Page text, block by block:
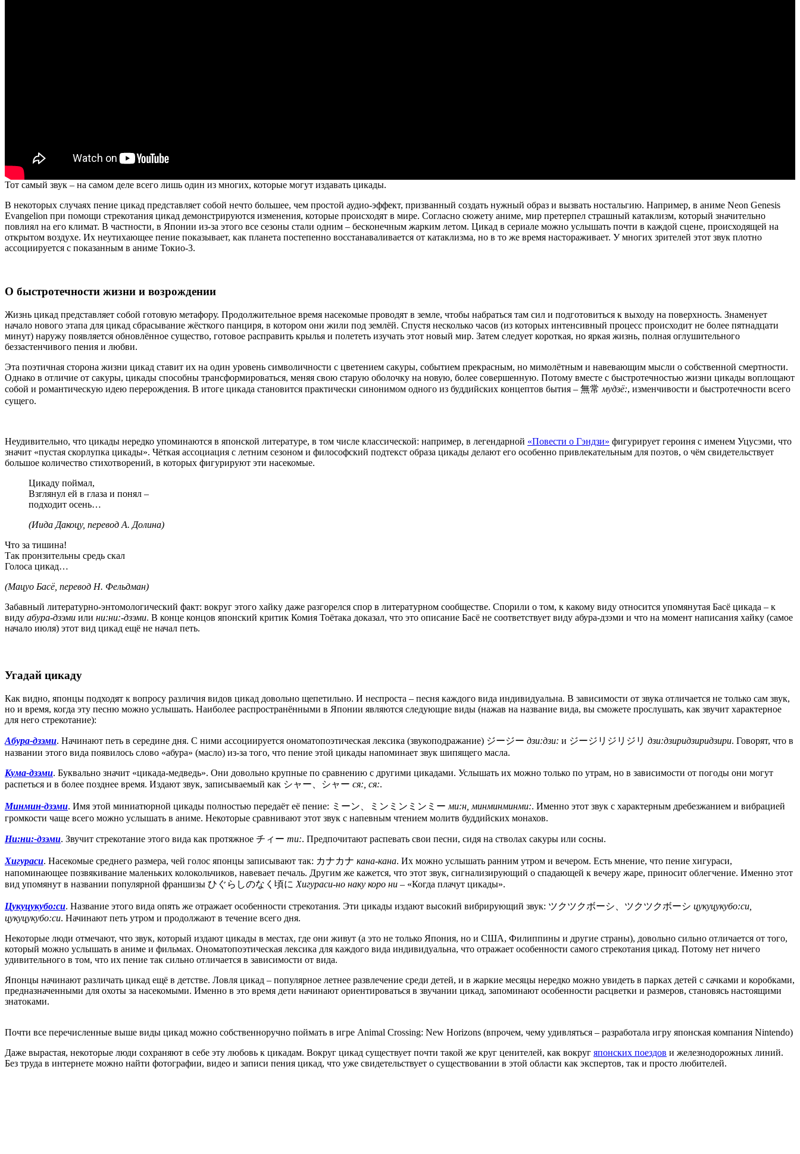
Тот самый звук – на самом деле всего лишь один из многих, которые могут издавать цикады.
В некоторых случаях пение цикад представляет собой нечто большее, чем простой аудио-эффект, призванный создать нужный образ и вызвать ностальгию. Например, в аниме Neon Genesis
Evangelion при помощи стрекотания цикад демонстрируются изменения, которые происходят в мире. Согласно сюжету аниме, мир претерпел страшный катаклизм, который значительно
повлиял на его климат. В частности, в Японии из-за этого все сезоны стали одним – бесконечным жарким летом. Цикад в сериале можно услышать почти в каждой сцене, происходящей на
открытом воздухе. Их неутихающее пение показывает, как планета постепенно восстанаваливается от катаклизма, но в то же время настораживает. У многих зрителей этот звук плотно
ассоциируется с показанным в аниме Токио-3.
О быстротечности жизни и возрождении
Жизнь цикад представляет собой готовую метафору. Продолжительное время насекомые проводят в земле, чтобы набраться там сил и подготовиться к выходу на поверхность. Знаменует
начало нового этапа для цикад сбрасывание жёсткого панциря, в котором они жили под землёй. Спустя несколько часов (из которых интенсивный процесс происходит не более пятнадцати
минут) наружу появляется обновлённое существо, готовое расправить крылья и полететь изучать этот новый мир. Затем следует короткая, но яркая жизнь, полная оглушительного
беззастенчивого пения и любви.
Эта поэтичная сторона жизни цикад ставит их на один уровень символичности с цветением сакуры, событием прекрасным, но мимолётным и навевающим мысли о собственной смертности.
Однако в отличие от сакуры, цикады способны трансформироваться, меняя свою старую оболочку на новую, более совершенную. Потому вместе с быстротечностью жизни цикады воплощают
собой и романтическую идею перерождения. В итоге цикада становится практически синонимом одного из буддийских концептов бытия – 無常 мудзё:, изменчивости и быстротечности всего
сущего.
Неудивительно, что цикады нередко упоминаются в японской литературе, в том числе классической: например, в легендарной «Повести о Гэндзи» фигурирует героиня с именем Уцусэми, что
значит «пустая скорлупка цикады». Чёткая ассоциация с летним сезоном и философский подтекст образа цикады делают его особенно привлекательным для поэтов, о чём свидетельствует
большое количество стихотворений, в которых фигурируют эти насекомые.
Цикаду поймал,
Взглянул ей в глаза и понял –
подходит осень…
(Иида Дакоцу, перевод А. Долина)
Что за тишина!
Так пронзительны средь скал
Голоса цикад…
(Мацуо Басё, перевод Н. Фельдман)
Забавный литературно-энтомологический факт: вокруг этого хайку даже разгорелся спор в литературном сообществе. Спорили о том, к какому виду относится упомянутая Басё цикада – к
виду абура-дзэми или ни:ни:-дзэми. В конце концов японский критик Комия Тоётака доказал, что это описание Басё не соответствует виду абура-дзэми и что на момент написания хайку (самое
начало июля) этот вид цикад ещё не начал петь.
Угадай цикаду
Как видно, японцы подходят к вопросу различия видов цикад довольно щепетильно. И неспроста – песня каждого вида индивидуальна. В зависимости от звука отличается не только сам звук,
но и время, когда эту песню можно услышать. Наиболее распространёнными в Японии являются следующие виды (нажав на название вида, вы сможете прослушать, как звучит характерное
для него стрекотание):
Абура-дзэми. Начинают петь в середине дня. С ними ассоциируется ономатопоэтическая лексика (звукоподражание) ジージー дзи:дзи: и ジージリジリジリ дзи:дзиридзиридзири. Говорят, что в
названии этого вида появилось слово «абура» (масло) из-за того, что пение этой цикады напоминает звук шипящего масла.
Кума-дзэми. Буквально значит «цикада-медведь». Они довольно крупные по сравнению с другими цикадами. Услышать их можно только по утрам, но в зависимости от погоды они могут
распеться и в более позднее время. Издают звук, записываемый как シャー、シャー ся:, ся:.
Минмин-дзэми. Имя этой миниатюрной цикады полностью передаёт её пение: ミーン、ミンミンミンミー ми:н, минминминми:. Именно этот звук с характерным дребезжанием и вибрацией
громкости чаще всего можно услышать в аниме. Некоторые сравнивают этот звук с напевным чтением молитв буддийских монахов.
Ни:ни:-дзэми. Звучит стрекотание этого вида как протяжное チィー ти:. Предпочитают распевать свои песни, сидя на стволах сакуры или сосны.
Хигураси. Насекомые среднего размера, чей голос японцы записывают так: カナカナ кана-кана. Их можно услышать ранним утром и вечером. Есть мнение, что пение хигураси,
напоминающее позвякивание маленьких колокольчиков, навевает печаль. Другим же кажется, что этот звук, сигнализирующий о спадающей к вечеру жаре, приносит облегчение. Именно этот
вид упомянут в названии популярной франшизы ひぐらしのなく頃に Хигураси-но наку коро ни – «Когда плачут цикады».
Цукуцукубо:си. Название этого вида опять же отражает особенности стрекотания. Эти цикады издают высокий вибрирующий звук: ツクツクボーシ、ツクツクボーシ цукуцукубо:си,
цукуцукубо:си. Начинают петь утром и продолжают в течение всего дня.
Некоторые люди отмечают, что звук, который издают цикады в местах, где они живут (а это не только Япония, но и США, Филиппины и другие страны), довольно сильно отличается от того,
который можно услышать в аниме и фильмах. Ономатопоэтическая лексика для каждого вида индивидуальна, что отражает особенности самого стрекотания цикад. Потому нет ничего
удивительного в том, что их пение так сильно отличается в зависимости от вида.
Японцы начинают различать цикад ещё в детстве. Ловля цикад – популярное летнее развлечение среди детей, и в жаркие месяцы нередко можно увидеть в парках детей с сачками и коробками,
предназначенными для охоты за насекомыми. Именно в это время дети начинают ориентироваться в звучании цикад, запоминают особенности расцветки и размеров, становясь настоящими
знатоками.
Почти все перечисленные выше виды цикад можно собственноручно поймать в игре Animal Crossing: New Horizons (впрочем, чему удивляться – разработала игру японская компания Nintendo)
Даже вырастая, некоторые люди сохраняют в себе эту любовь к цикадам. Вокруг цикад существует почти такой же круг ценителей, как вокруг японских поездов и железнодорожных линий.
Без труда в интернете можно найти фотографии, видео и записи пения цикад, что уже свидетельствует о существовании в этой области как экспертов, так и просто любителей.